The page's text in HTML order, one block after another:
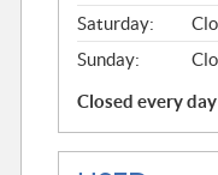
Saturday:
Sunday:
Closed every